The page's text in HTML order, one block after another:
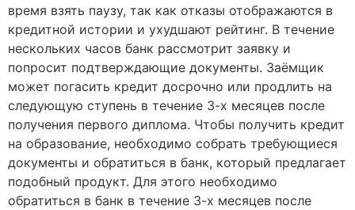
время взять паузу, так как отказы отображаются в
кредитной истории и ухудшают рейтинг. В течение
нескольких часов банк рассмотрит заявку и
попросит подтверждающие документы. Заёмщик
может погасить кредит досрочно или продлить на
следующую ступень в течение 3-х месяцев после
получения первого диплома. Чтобы получить кредит
на образование, необходимо собрать требующиеся
документы и обратиться в банк, который предлагает
подобный продукт. Для этого необходимо
обратиться в банк в течение 3-х месяцев после